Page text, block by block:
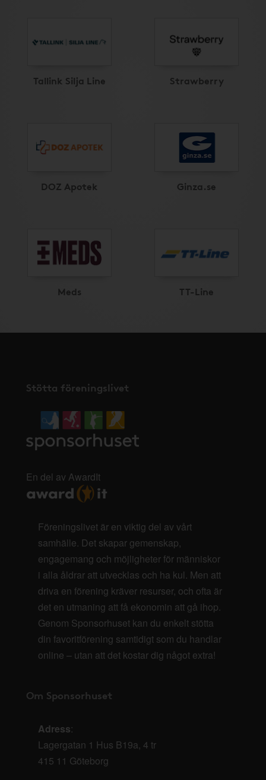
Tallink Silja Line Strawberry
DOZ Apotek Ginza.se
Meds TT-Line
Stötta föreningslivet
En del av AwardIt
Föreningslivet är en viktig del av vårt
samhälle. Det skapar gemenskap,
engagemang och möjligheter för människor
i alla åldrar att utvecklas och ha kul. Men att
driva en förening kräver resurser, och ofta är
det en utmaning att få ekonomin att gå ihop.
Genom Sponsorhuset kan du enkelt stötta
din favoritförening samtidigt som du handlar
online – utan att det kostar dig något extra!
Om Sponsorhuset
Adress:
Lagergatan 1 Hus B19a, 4 tr
415 11 Göteborg